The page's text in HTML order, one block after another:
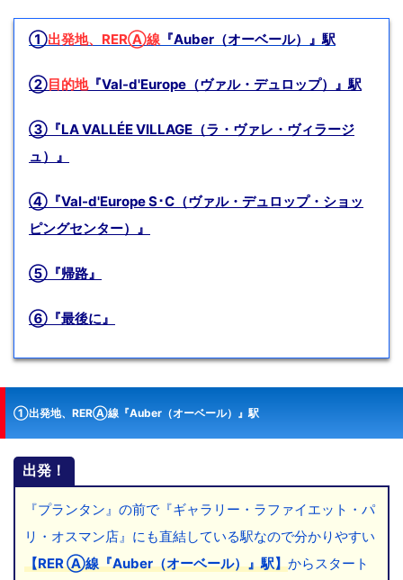
①出発地、RERⒶ線 『Auber（オーベール）』駅
②目的地『Val-d'Europe（ヴァル・デュロップ）』駅
③ 『LA VALLÉE VILLAGE（ラ・ヴァレ・ヴィラージ
ュ）』
④『Val-d'Europe S･C（ヴァル・デュロップ・ショッ
ピングセンター）』
⑤『帰路』
⑥『最後に』
①出発地、RERⒶ線『Auber（オーベール）』駅
出発！
『プランタン』の前で『ギャラリー・ラファイエット・パ
リ・オスマン店』にも直結している駅なので分かりやすい
【RER Ⓐ線『Auber（オーベール）』駅】からスタート